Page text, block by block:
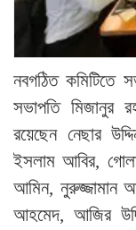
নবগঠিত কমিটিতে
সভাপতি মিজানুর
রয়েছেন নেছার
ইসলাম আবির,
আমিন, নুরুজ্জামান
আহমেদ, আজির